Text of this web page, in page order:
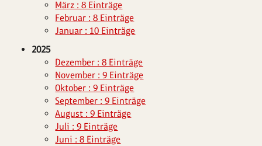
März : 8 Einträge
Februar : 8 Einträge
Januar : 10 Einträge
2025
Dezember : 8 Einträge
November : 9 Einträge
Oktober : 9 Einträge
September : 9 Einträge
August : 9 Einträge
Juli : 9 Einträge
Juni : 8 Einträge